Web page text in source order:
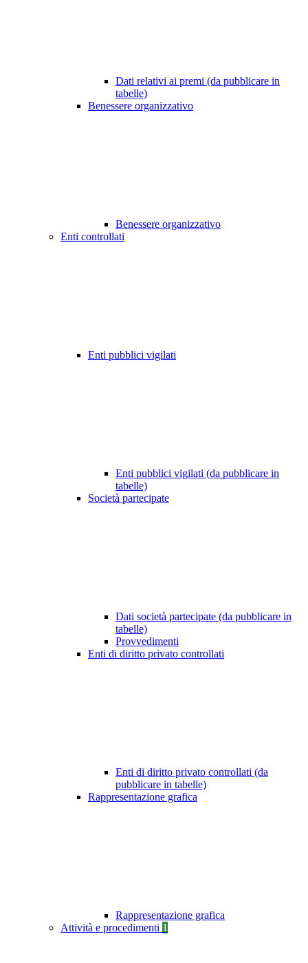
Dati relativi ai premi (da pubblicare in
tabelle)
Benessere organizzativo
Benessere organizzativo
Enti controllati
Enti pubblici vigilati
Enti pubblici vigilati (da pubblicare in
tabelle)
Società partecipate
Dati società partecipate (da pubblicare in
tabelle)
Provvedimenti
Enti di diritto privato controllati
Enti di diritto privato controllati (da
pubblicare in tabelle)
Rappresentazione grafica
Rappresentazione grafica
Attività e procedimenti 1